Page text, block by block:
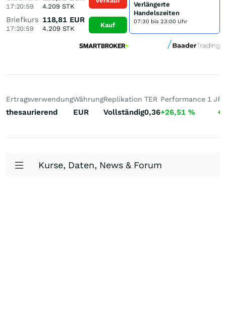
17:20:59 4.209 STK
Briefkurs
17:20:59
118,81 EUR
4.209 STK Kauf
Verlängerte
Handelszeiten
07:30 bis 23:00 Uhr
Ertragsverwendung
thesaurierend
Währung
EUR
Replikation
Vollständig
TER
0,36
Performance 1 J
+26,51 %
Kurse, Daten, News & Forum